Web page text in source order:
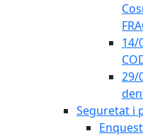
14/
29/
Seguretat i